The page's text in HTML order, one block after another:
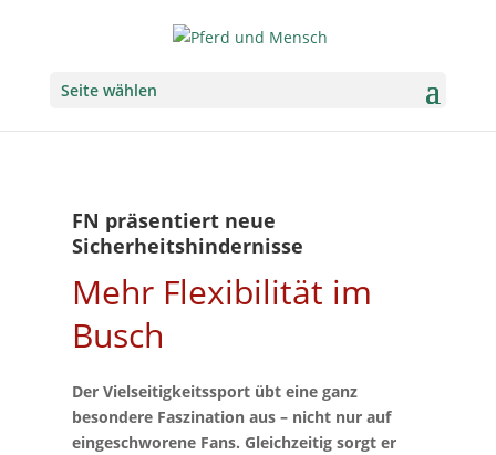
Seite wählen
FN präsentiert neue
Sicherheitshindernisse
Mehr Flexibilität im
Busch
Der Vielseitigkeitssport übt eine ganz
besondere Faszination aus – nicht nur auf
eingeschworene Fans. Gleichzeitig sorgt er